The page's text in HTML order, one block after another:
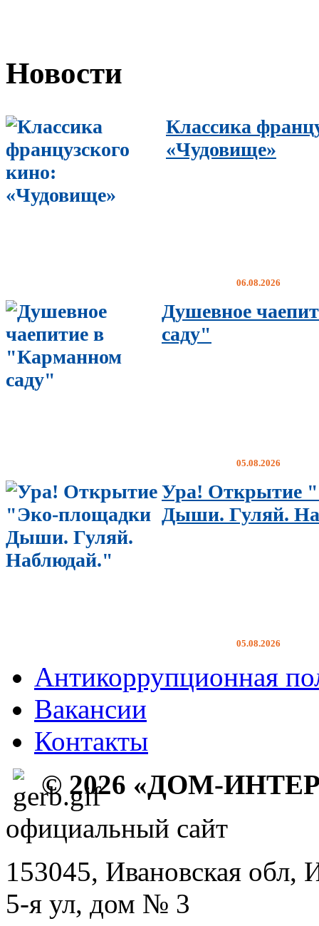
Новости
06.08.2026
Классика
«Чудовище»
05.08.2026
Душевное
саду"
05.08.2026
Ура! Открытие
Дыши. Гуляй.
Антикоррупционная
Вакансии
Контакты
© 2026 «ДОМ-
официальный сайт
153045, Ивановская обл,
5-я ул, дом № 3